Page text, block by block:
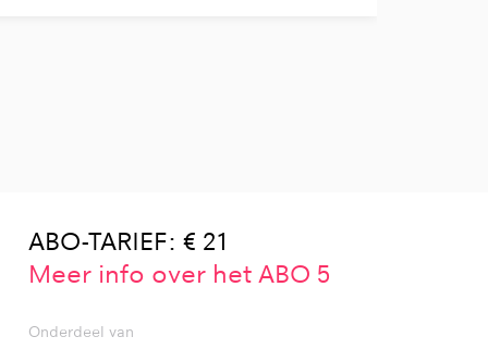
ABO-TARIEF: € 21
Meer info over het ABO 5
Onderdeel van